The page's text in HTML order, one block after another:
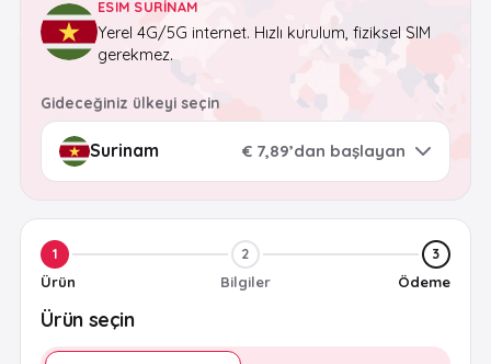
ESIM SURINAM
Yerel 4G/5G internet. Hızlı kurulum, fiziksel SIM
gerekmez.
Gideceğiniz ülkeyi seçin
€ 7,89’dan başlayan
1
Ürün
2
Bilgiler
3
Ödeme
Ürün seçin